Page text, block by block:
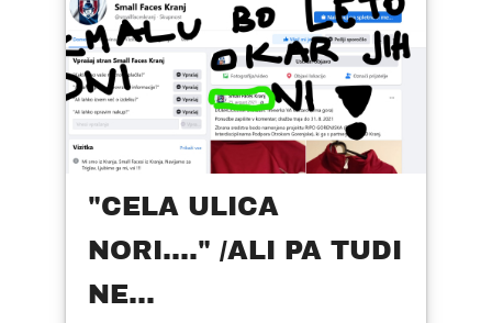
"CELA ULICA
NORI...." /ALI PA TUDI
NE...